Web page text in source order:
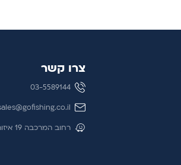
צרו קשר
03-5589144
רחוב המרכבה 19 איזור התעשייה חולון